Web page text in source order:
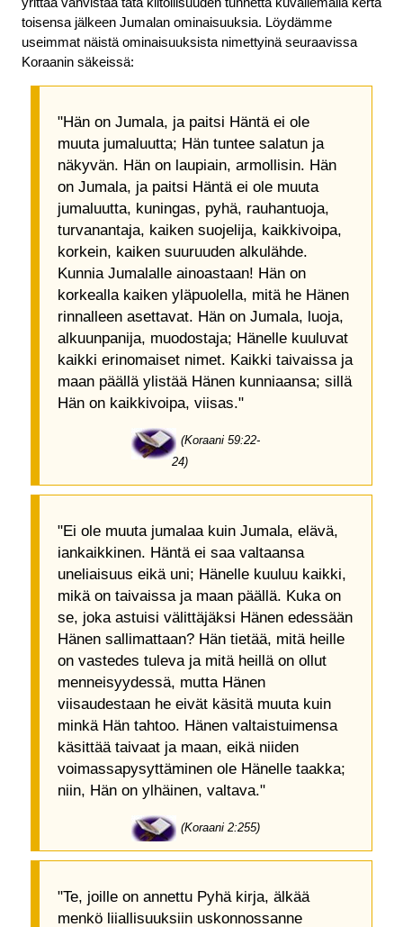
toisensa jälkeen Jumalan ominaisuuksia. Löydämme
useimmat näistä ominaisuuksista nimettyinä seuraavissa
Koraanin säkeissä:
"Hän on Jumala, ja paitsi Häntä ei ole
muuta jumaluutta; Hän tuntee salatun ja
näkyvän. Hän on laupiain, armollisin. Hän
on Jumala, ja paitsi Häntä ei ole muuta
jumaluutta, kuningas, pyhä, rauhantuoja,
turvanantaja, kaiken suojelija, kaikkivoipa,
korkein, kaiken suuruuden alkulähde.
Kunnia Jumalalle ainoastaan! Hän on
korkealla kaiken yläpuolella, mitä he Hänen
rinnalleen asettavat. Hän on Jumala, luoja,
alkuunpanija, muodostaja; Hänelle kuuluvat
kaikki erinomaiset nimet. Kaikki taivaissa ja
maan päällä ylistää Hänen kunniaansa; sillä
Hän on kaikkivoipa, viisas."
(Koraani 59:22-
24)
"Ei ole muuta jumalaa kuin Jumala, elävä,
iankaikkinen. Häntä ei saa valtaansa
uneliaisuus eikä uni; Hänelle kuuluu kaikki,
mikä on taivaissa ja maan päällä. Kuka on
se, joka astuisi välittäjäksi Hänen edessään
Hänen sallimattaan? Hän tietää, mitä heille
on vastedes tuleva ja mitä heillä on ollut
menneisyydessä, mutta Hänen
viisaudestaan he eivät käsitä muuta kuin
minkä Hän tahtoo. Hänen valtaistuimensa
käsittää taivaat ja maan, eikä niiden
voimassapysyttäminen ole Hänelle taakka;
niin, Hän on ylhäinen, valtava."
(Koraani 2:255)
"Te, joille on annettu Pyhä kirja, älkää
menkö liiallisuuksiin uskonnossanne